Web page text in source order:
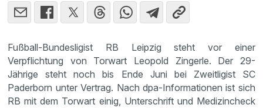
Fußball-Bundesligist RB Leipzig steht vor einer
Verpflichtung von Torwart Leopold Zingerle. Der 29-
Jährige steht noch bis Ende Juni bei Zweitligist SC
Paderborn unter Vertrag. Nach dpa-Informationen ist sich
RB mit dem Torwart einig, Unterschrift und Medizincheck